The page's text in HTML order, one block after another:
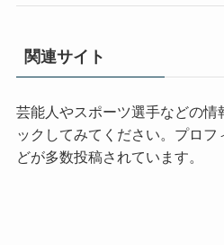
関連サイト
芸能人やスポーツ選手などの情
ックしてみてください。プロ
どが多数投稿されています。